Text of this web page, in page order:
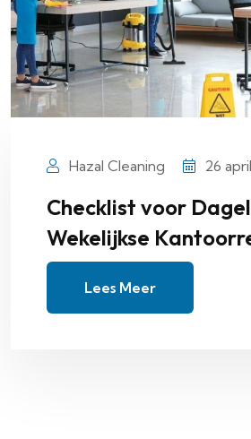
Hazal Cleaning 26
Checklist voor
Wekelijkse
Lees Meer